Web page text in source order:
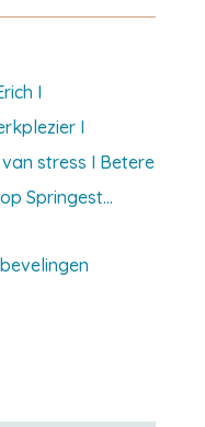
I
I
stress I Betere
Springest…